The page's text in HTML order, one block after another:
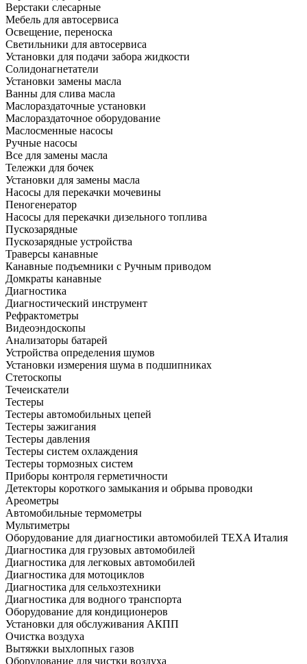
Верстаки слесарные
Мебель для автосервиса
Освещение, переноска
Светильники для автосервиса
Установки для подачи забора жидкости
Солидонагнетатели
Установки замены масла
Ванны для слива масла
Маслораздаточные установки
Маслораздаточное оборудование
Маслосменные насосы
Ручные насосы
Все для замены масла
Тележки для бочек
Установки для замены масла
Насосы для перекачки мочевины
Пеногенератор
Насосы для перекачки дизельного топлива
Пускозарядные
Пускозарядные устройства
Траверсы канавные
Канавные подъемники с Ручным приводом
Домкраты канавные
Диагностика
Диагностический инструмент
Рефрактометры
Видеоэндоскопы
Анализаторы батарей
Устройства определения шумов
Установки измерения шума в подшипниках
Стетоскопы
Течеискатели
Тестеры
Тестеры автомобильных цепей
Тестеры зажигания
Тестеры давления
Тестеры систем охлаждения
Тестеры тормозных систем
Приборы контроля герметичности
Детекторы короткого замыкания и обрыва проводки
Ареометры
Автомобильные термометры
Мультиметры
Оборудование для диагностики автомобилей TEXA Италия
Диагностика для грузовых автомобилей
Диагностика для легковых автомобилей
Диагностика для мотоциклов
Диагностика для сельхозтехники
Диагностика для водного транспорта
Оборудование для кондиционеров
Установки для обслуживания АКПП
Очистка воздуха
Вытяжки выхлопных газов
Оборудование для чистки воздуха